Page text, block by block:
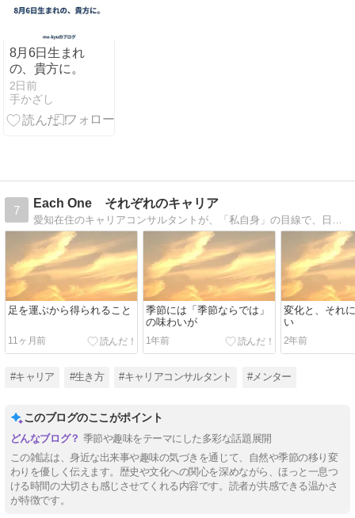
8月6日生まれ
の、貴方に。
2日前
手かざし
7
Each One それぞれのキャリア
足を運ぶから得られること
11ヶ月前
季節には「季節ならでは」
の味わいが
1年前
変化と、それ
い
2年前
#キャリア #生き方 #キャリアコンサルタント #メンター
このブログのここがポイント
季節や趣味をテーマにした多彩な話題展開
この雑誌は、身近な出来事や趣味の気づきを通じて、自然や季節の移り変
わりを優しく伝えます。歴史や文化への関心を深めながら、ほっと一息つ
ける時間の大切さも感じさせてくれる内容です。読者が共感できる温かさ
が特徴です。